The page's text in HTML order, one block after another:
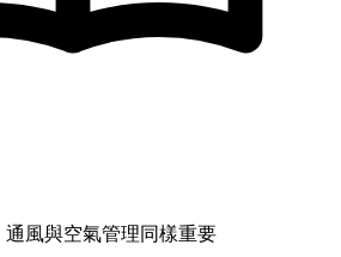
風與空氣管理同樣重要